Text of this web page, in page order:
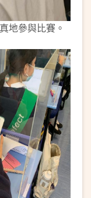
地參與比賽。